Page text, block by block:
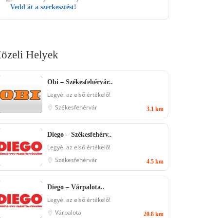
Vedd át a szerkesztést!
Helyek
Obi – Székesfehérvár..
Legyél az első értékelő!
Székesfehérvár
3.1 km
Diego – Székesfehérv..
Legyél az első értékelő!
Székesfehérvár
4.5 km
Diego – Várpalota..
Legyél az első értékelő!
Várpalota
20.8 km